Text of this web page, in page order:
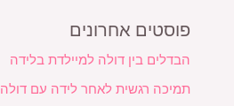
פוסטים אחרונים
הבדלים בין דולה למיילדת בלידה
תמיכה רגשית לאחר לידה עם דולה